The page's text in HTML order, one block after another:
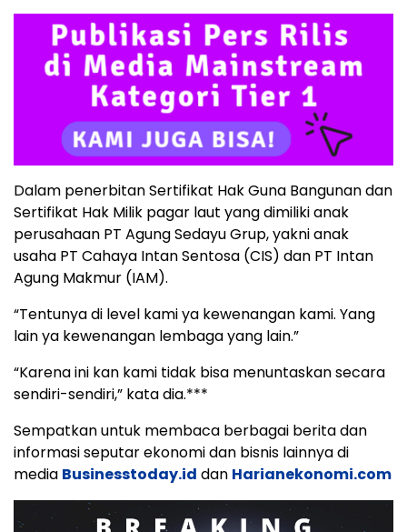
Dalam penerbitan Sertifikat Hak Guna Bangunan dan
Sertifikat Hak Milik pagar laut yang dimiliki anak
perusahaan PT Agung Sedayu Grup, yakni anak
usaha PT Cahaya Intan Sentosa (CIS) dan PT Intan
Agung Makmur (IAM).
“Tentunya di level kami ya kewenangan kami. Yang
lain ya kewenangan lembaga yang lain.”
“Karena ini kan kami tidak bisa menuntaskan secara
sendiri-sendiri,” kata dia.***
Sempatkan untuk membaca berbagai berita dan
informasi seputar ekonomi dan bisnis lainnya di
media Businesstoday.id dan Harianekonomi.com